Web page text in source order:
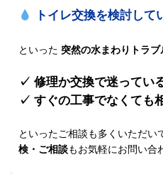
トイレ交換を検討して
といった 突然の水まわりトラ
✓ 修理か交換で迷ってい
✓ すぐの工事でなくても
といったご相談も多くいただい
検・ご相談もお気軽にお問い合